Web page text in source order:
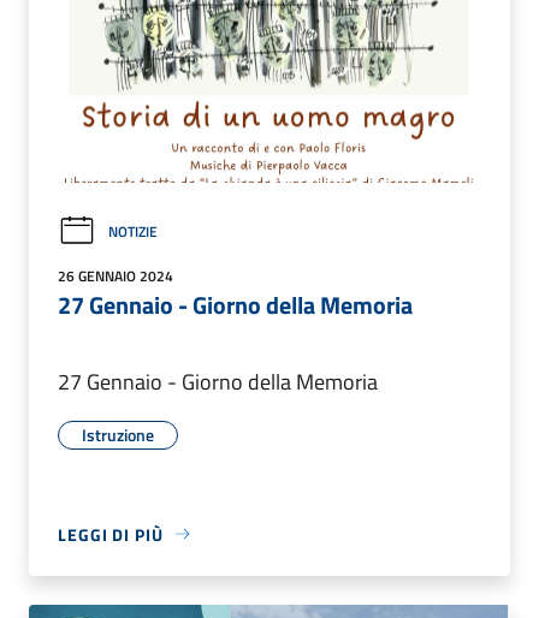
NOTIZIE
26 GENNAIO 2024
27 Gennaio - Giorno della Memoria
27 Gennaio - Giorno della Memoria
Istruzione
LEGGI DI PIÙ